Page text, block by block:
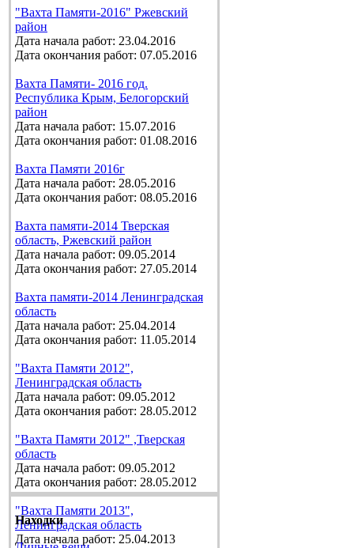
"Вахта Памяти-2016" Ржевский
район
Дата начала работ: 23.04.2016
Дата окончания работ: 07.05.2016
Вахта Памяти- 2016 год.
Республика Крым, Белогорский
район
Дата начала работ: 15.07.2016
Дата окончания работ: 01.08.2016
Вахта Памяти 2016г
Дата начала работ: 28.05.2016
Дата окончания работ: 08.05.2016
Вахта памяти-2014 Тверская
область, Ржевский район
Дата начала работ: 09.05.2014
Дата окончания работ: 27.05.2014
Вахта памяти-2014 Ленинградская
область
Дата начала работ: 25.04.2014
Дата окончания работ: 11.05.2014
"Вахта Памяти 2012",
Ленинградская область
Дата начала работ: 09.05.2012
Дата окончания работ: 28.05.2012
"Вахта Памяти 2012" ,Тверская
область
Дата начала работ: 09.05.2012
Дата окончания работ: 28.05.2012
"Вахта Памяти 2013",
Ленинградская область
Дата начала работ: 25.04.2013
Находки